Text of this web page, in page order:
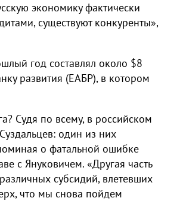
экономику фактически
существуют конкуренты»,
год составлял около $8
развития (ЕАБР), в котором
Судя по всему, в российском
один из них
о фатальной ошибке
с Януковичем. «Другая часть
субсидий, влетевших
что мы снова пойдем